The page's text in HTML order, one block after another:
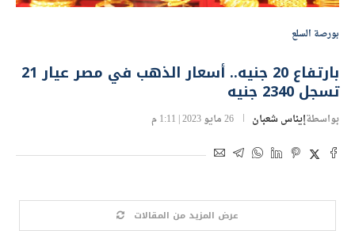
بورصة السلع
بارتفاع 20 جنيه.. أسعار الذهب في مصر عيار 21
تسجل 2340 جنيه
بواسطةإيناس شعبان 26 مايو 2023 | 1:11 م
عرض المزيد من المقالات